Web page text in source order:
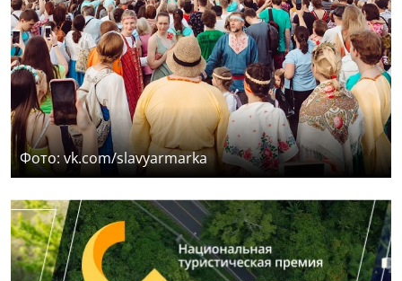
Фото: vk.com/slavyarmarka